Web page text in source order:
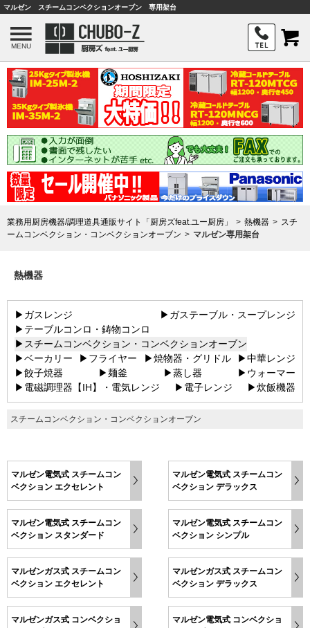
マルゼン スチームコンベクションオーブン 専用架台
MENU
業務用厨房機器/調理道具通販サイト「厨房ズfeat.ユー厨房」 熱機器
スチ
ームコンベクション・コンベクションオーブン
マルゼン専用架台
熱機器
▶ガスレンジ
▶ガステーブル・スープレンジ
▶テーブルコンロ・鋳物コンロ
▶スチームコンベクション・コンベクションオーブン
▶ベーカリー
▶フライヤー ▶焼物器・グリドル
▶中華レンジ
▶餃子焼器
▶麺釜 ▶蒸し器
▶ウォーマー
▶電磁調理器【IH】・電気レンジ
▶電子レンジ ▶炊飯機器
スチームコンベクション・コンベクションオーブン
マルゼン電気式 スチームコン
ベクション エクセレント
マルゼン電気式 スチームコン
ベクション デラックス
マルゼン電気式 スチームコン
ベクション スタンダード
マルゼン電気式 スチームコン
ベクション シンプル
マルゼンガス式 スチームコン
ベクション エクセレント
マルゼンガス式 スチームコン
ベクション デラックス
マルゼンガス式 コンベクショ
マルゼン電気式 コンベクショ